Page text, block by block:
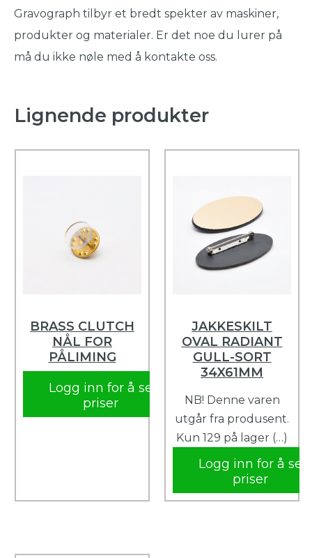
Gravograph tilbyr et bredt spekter av maskiner,
produkter og materialer. Er det noe du lurer på
må du ikke nøle med å kontakte oss.
Lignende produkter
BRASS CLUTCH
NÅL FOR
PÅLIMING
Logg inn for å se
priser
JAKKESKILT
OVAL RADIANT
GULL-SORT
34X61MM
NB! Denne varen
utgår fra produsent.
Kun 129 på lager (…)
Logg inn for å se
priser